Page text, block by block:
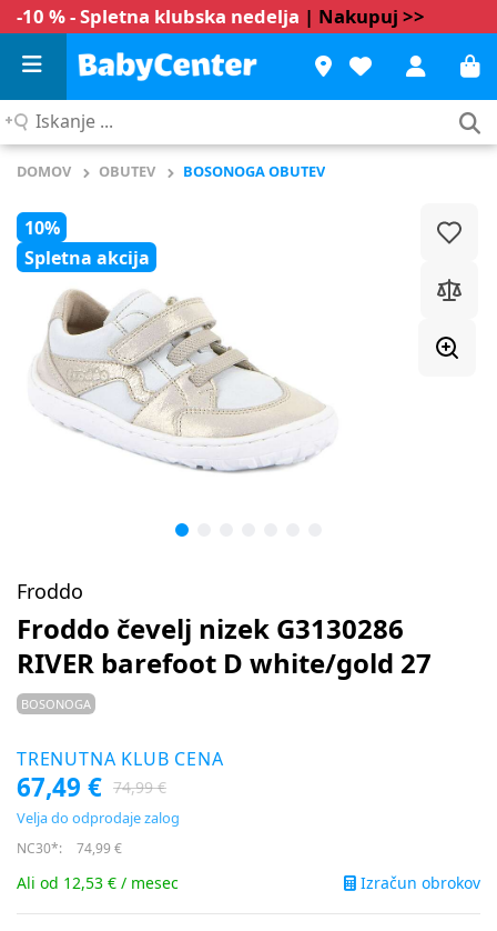
-10 % - Spletna klubska nedelja | Nakupuj >>
Iskanje
DOMOV OBUTEV BOSONOGA OBUTEV
10%
Spletna akcija
Froddo
Froddo čevelj nizek G3130286
RIVER barefoot D white/gold 27
BOSONOGA
TRENUTNA KLUB CENA
67,49 € 74,99 €
Velja do odprodaje zalog
NC30*: 74,99 €
Ali od 12,53 € / mesec Izračun obrokov